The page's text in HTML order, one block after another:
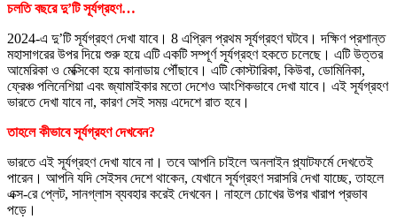
চলতি বছরে দু’টি সূর্যগ্রহণ…
2024-এ দু’টি সূর্যগ্রহণ দেখা যাবে। 8 এপ্রিল প্রথম সূর্যগ্রহণ ঘটবে। দক্ষিণ প্রশান্ত
মহাসাগরের উপর দিয়ে শুরু হয়ে এটি একটি সম্পূর্ণ সূর্যগ্রহণ হকতে চলেছে। এটি উত্তর
আমেরিকা ও মেক্সিকো হয়ে কানাডায় পৌঁছাবে। এটি কোস্টারিকা, কিউবা, ডোমিনিকা,
ফ্রেঞ্চ পলিনেশিয়া এবং জ্যামাইকার মতো দেশেও আংশিকভাবে দেখা যাবে। এই সূর্যগ্রহণ
ভারতে দেখা যাবে না, কারণ সেই সময় এদেশে রাত হবে।
তাহলে কীভাবে সূর্যগ্রহণ দেখবেন?
ভারতে এই সূর্যগ্রহণ দেখা যাবে না। তবে আপনি চাইলে অনলাইন প্ল্যাটফর্মে দেখতেই
পারেন। আপনি যদি সেইসব দেশে থাকেন, যেখানে সূর্যগ্রহণ সরাসরি দেখা যাচ্ছে, তাহলে
এক্স-রে প্লেট, সানগ্লাস ব্যবহার করেই দেখবেন। নাহলে চোখের উপর খারাপ প্রভাব
পড়ে।